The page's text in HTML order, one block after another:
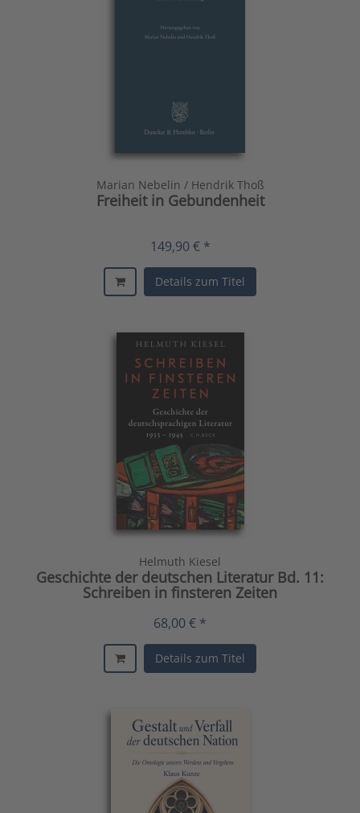
Marian Nebelin / Hendrik Thoß
Freiheit in Gebundenheit
149,90 € *
Details zum Titel
Helmuth Kiesel
Geschichte der deutschen Literatur Bd. 11:
Schreiben in finsteren Zeiten
68,00 € *
Details zum Titel